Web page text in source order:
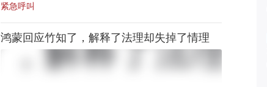
紧急呼叫
鸿蒙回应竹知了，解释了法理却失掉了情理